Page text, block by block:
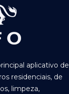
aplicativo de
residenciais, de
limpeza,